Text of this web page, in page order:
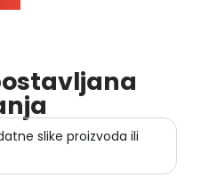
slike proizvoda ili